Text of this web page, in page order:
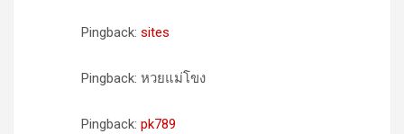
Pingback: sites
Pingback: หวยแม่โขง
Pingback: pk789